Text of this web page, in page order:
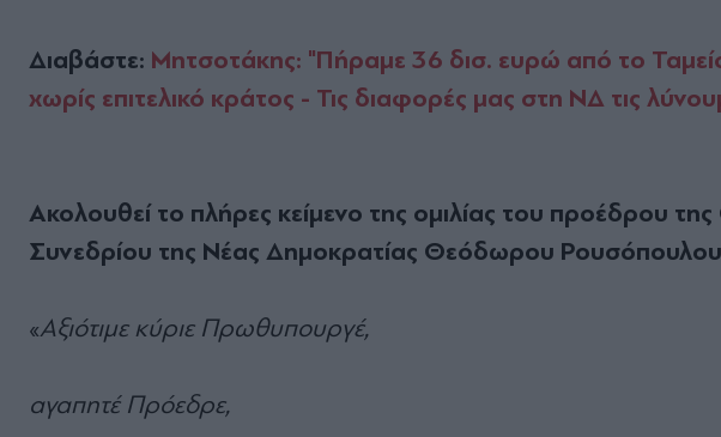
Διαβάστε: Μητσοτάκης: "Πήραμε 36 δισ. ευρώ από το
χωρίς επιτελικό κράτος - Τις διαφορές μας στη ΝΔ τις
Ακολουθεί το πλήρες κείμενο της ομιλίας του προέδρου
Συνεδρίου της Νέας Δημοκρατίας Θεόδωρου
«Αξιότιμε κύριε Πρωθυπουργέ,
αγαπητέ Πρόεδρε,